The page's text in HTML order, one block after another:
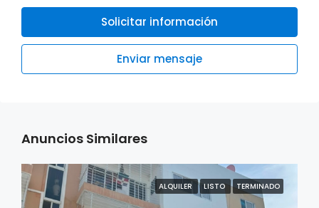
Solicitar información
Enviar mensaje
Anuncios Similares
ALQUILER LISTO TERMINADO